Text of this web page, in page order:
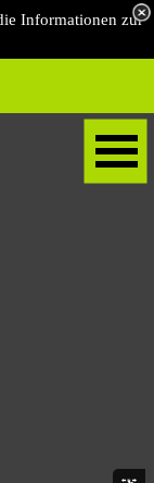
Informationen zur